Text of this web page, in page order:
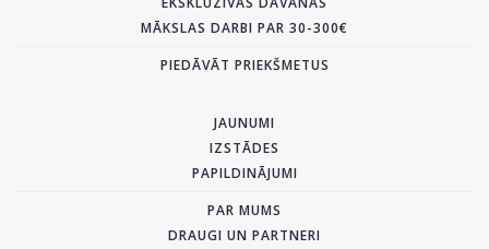
MĀKSLAS DARBI PAR 30-300€
PIEDĀVĀT PRIEKŠMETUS
JAUNUMI
IZSTĀDES
PAPILDINĀJUMI
PAR MUMS
DRAUGI UN PARTNERI